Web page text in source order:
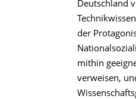
Deutschland
der
mithin
verweisen,